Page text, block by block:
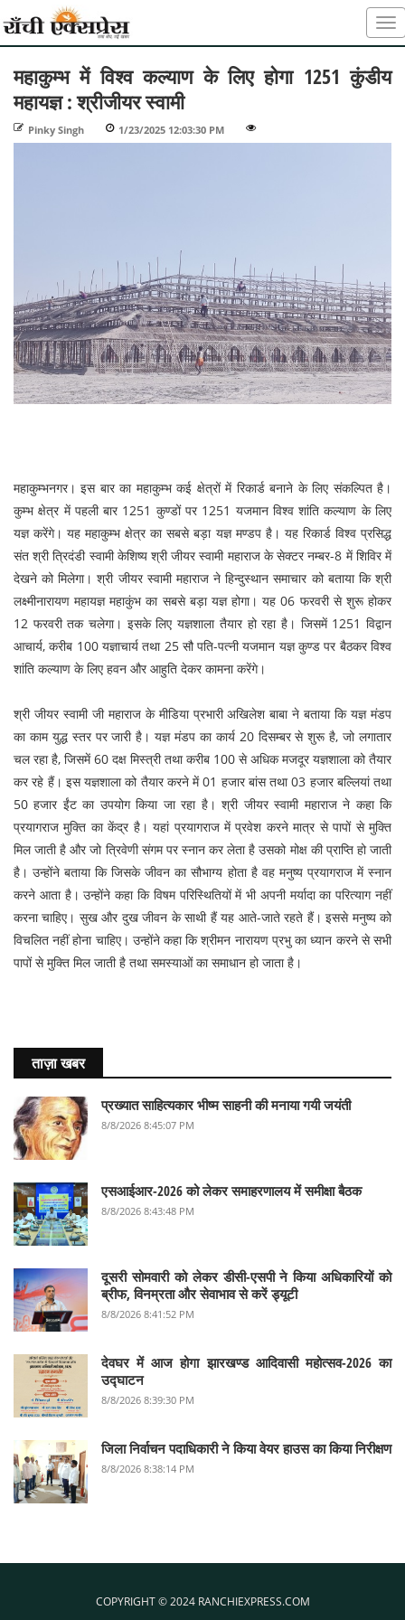
महाकुम्भ में विश्व कल्याण के लिए होगा 1251 कुंडीय
महायज्ञ : श्रीजीयर स्वामी
Pinky Singh 1/23/2025 12:03:30 PM
महाकुम्भनगर। इस बार का महाकुम्भ कई क्षेत्रों में रिकार्ड बनाने के लिए संकल्पित है।
कुम्भ क्षेत्र में पहली बार 1251 कुण्डों पर 1251 यजमान विश्व शांति कल्याण के लिए
यज्ञ करेंगे। यह महाकुम्भ क्षेत्र का सबसे बड़ा यज्ञ मण्डप है। यह रिकार्ड विश्व प्रसिद्ध
संत श्री त्रिदंडी स्वामी के​ शिष्य श्री जीयर स्वामी महाराज के ​सेक्टर नम्बर-8 में शि​विर में
देखने को मिलेगा। श्री जीयर स्वामी महाराज ने हिन्दुस्थान समाचार को बताया कि श्री
लक्ष्मीनारायण महायज्ञ महाकुंभ का सबसे बड़ा यज्ञ होगा। यह 06 फरवरी से शुरू होकर
12 फरवरी तक चलेगा। इसके लिए यज्ञशाला तैयार हो रहा है। जिसमें 1251 विद्वान
आचार्य, करीब 100 यज्ञाचार्य तथा 25 सौ पति-पत्नी यजमान यज्ञ कुण्ड पर बैठकर विश्व
शांति कल्याण के लिए हवन और आहुति देकर कामना करेंगे।
श्री जीयर स्वामी जी महाराज के मीडिया प्रभारी अखिलेश बाबा ने बताया कि यज्ञ मंडप
का काम युद्ध स्तर पर जारी है। यज्ञ मंडप का कार्य 20 दिसम्बर से शुरू है, जो लगातार
चल रहा है, जिसमें 60 दक्ष मिस्त्री तथा करीब 100 से अधिक मजदूर यज्ञशाला को तैयार
कर रहे हैं। इस यज्ञशाला को तैयार करने में 01 हजार बांस तथा 03 हजार बल्लियां तथा
50 हजार ईंट का उपयोग किया जा रहा है। श्री जीयर स्वामी महाराज ने कहा कि
प्रयागराज मुक्ति का केंद्र है। यहां प्रयागराज में प्रवेश करने मात्र से पापों से मुक्ति
मिल जाती है और जो त्रिवेणी संगम पर स्नान कर लेता है उसको मोक्ष की प्राप्ति हो जाती
है। उन्होंने बताया कि जिसके जीवन का सौभाग्य होता है वह मनुष्य प्रयागराज में स्नान
करने आता है। उन्होंने कहा कि विषम परिस्थितियों में भी अपनी मर्यादा का परित्याग नहीं
करना चाहिए। सुख और दुख जीवन के साथी हैं यह आते-जाते रहते हैं। इससे मनुष्य को
विचलित नहीं होना चाहिए। उन्होंने कहा कि श्रीमन नारायण प्रभु का ध्यान करने से सभी
पापों से मुक्ति मिल जाती है तथा समस्याओं का समाधान हो जाता है।
ताज़ा खबर
प्रख्यात साहित्यकार भीष्म साहनी की मनाया गयी जयंती
8/8/2026 8:45:07 PM
एसआईआर-2026 को लेकर समाहरणालय में समीक्षा बैठक
8/8/2026 8:43:48 PM
दूसरी सोमवारी को लेकर डीसी-एसपी ने किया अधिकारियों को
ब्रीफ, विनम्रता और सेवाभाव से करें ड्यूटी
8/8/2026 8:41:52 PM
देवघर में आज होगा झारखण्ड आदिवासी महोत्सव-2026 का
उद्घाटन
8/8/2026 8:39:30 PM
जिला निर्वाचन पदाधिकारी ने किया वेयर हाउस का किया निरीक्षण
8/8/2026 8:38:14 PM
COPYRIGHT © 2024 RANCHIEXPRESS.COM